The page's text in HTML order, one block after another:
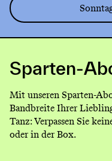
Sparten-
Mit unseren Sparten-
Bandbreite Ihrer
Tanz: Verpassen Sie
oder in der Box.